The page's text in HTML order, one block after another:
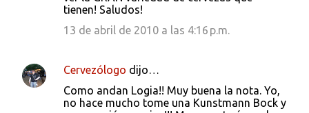
tienen! Saludos!
13 de abril de 2010 a las 4:16 p.m.
Cervezólogo dijo…
Como andan Logia!! Muy buena la nota. Yo,
no hace mucho tome una Kunstmann Bock y